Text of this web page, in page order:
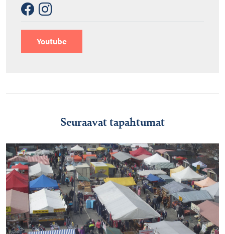
Youtube
Seuraavat tapahtumat